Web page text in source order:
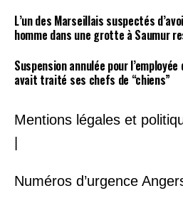
L’un des Marseillais suspectés
homme dans une grotte à Saumur
Suspension annulée pour
avait traité ses chefs de “chiens”
Mentions légales et
|
Numéros d’urgence Angers